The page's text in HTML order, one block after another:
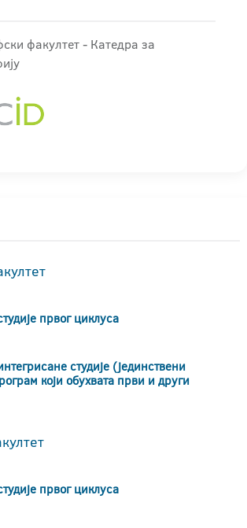
факултет - Катедра за
првог циклуса
студије (јединствени
који обухвата први и други
првог циклуса